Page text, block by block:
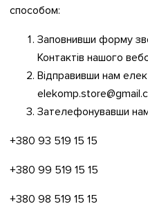
способом:
Заповнивши форму
Контактів нашого
Відправивши нам
Зателефонувавши
+380 93 519 15 15
+380 99 519 15 15
+380 98 519 15 15